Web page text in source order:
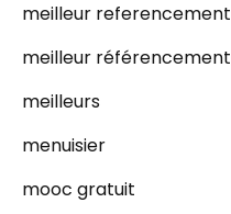
meilleur referencement
meilleur référencement
meilleurs
menuisier
mooc gratuit